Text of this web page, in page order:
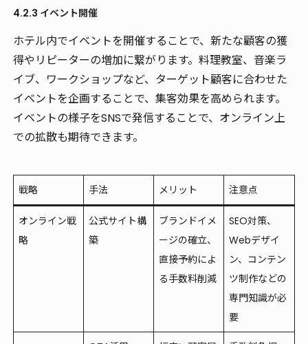
4.2.3 イベント開催
ホテル内でイベントを開催することで、新たな顧客の獲
得やリピーターの増加に繋がります。料理教室、音楽ラ
イブ、ワークショップなど、ターゲット顧客に合わせた
イベントを企画することで、集客効果を高められます。
イベントの様子をSNSで発信することで、オンライン上
での拡散も期待できます。
戦略 手法 メリット 注意点
オンライン戦
略
公式サイト構
築
ブランドイメ
ージの確立、
直接予約によ
る手数料削減
SEO対策、
Webデザイ
ン、コンテン
ツ制作などの
専門知識が必
要